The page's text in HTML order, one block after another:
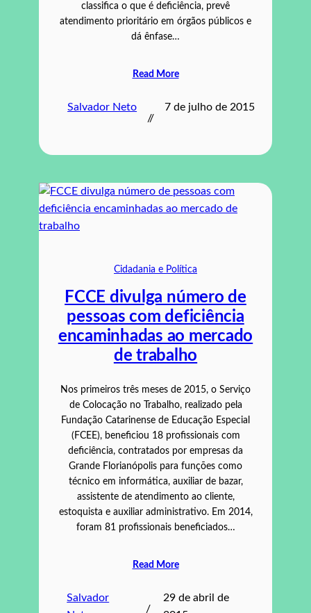
classifica o que é deficiência, prevê
atendimento prioritário em órgãos públicos e
dá ênfase…
Read More
Salvador Neto
//
7 de julho de 2015
Cidadania e Política
FCCE divulga número de
pessoas com deficiência
encaminhadas ao mercado
de trabalho
Nos primeiros três meses de 2015, o Serviço
de Colocação no Trabalho, realizado pela
Fundação Catarinense de Educação Especial
(FCEE), beneficiou 18 profissionais com
deficiência, contratados por empresas da
Grande Florianópolis para funções como
técnico em informática, auxiliar de bazar,
assistente de atendimento ao cliente,
estoquista e auxiliar administrativo. Em 2014,
foram 81 profissionais beneficiados…
Read More
Salvador
/
29 de abril de